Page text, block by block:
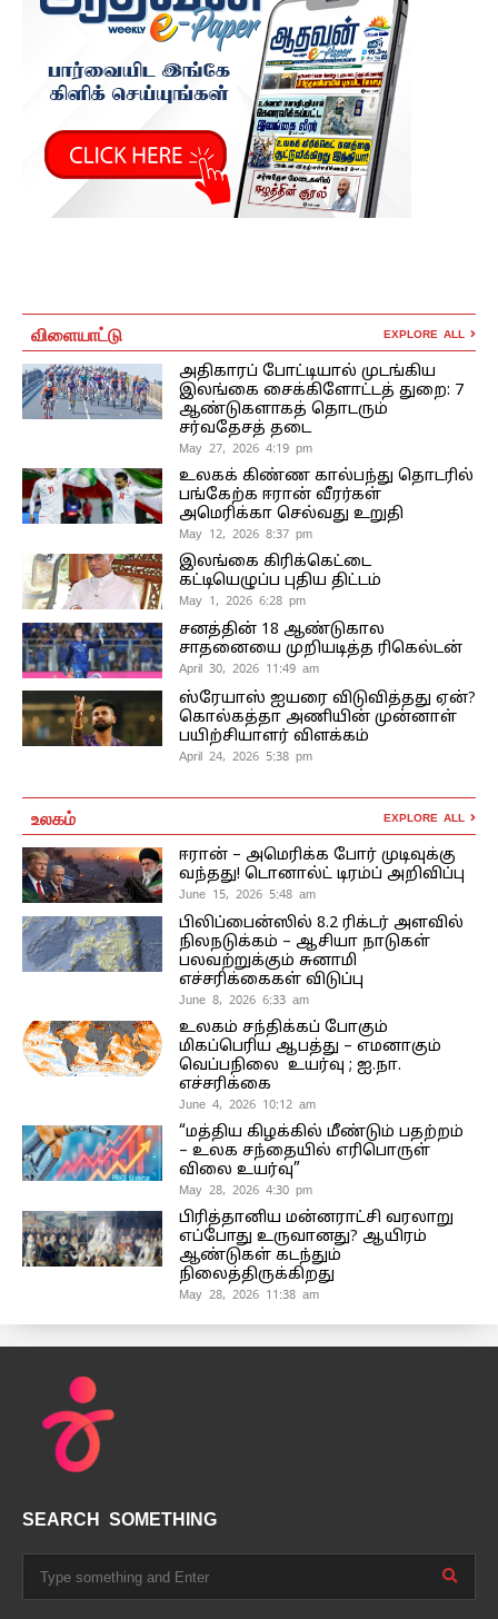
விளையாட்டு EXPLORE ALL
அதிகாரப் போட்டியால் முடங்கிய
இலங்கை சைக்கிளோட்டத் துறை: 7
ஆண்டுகளாகத் தொடரும்
சர்வதேசத் தடை
May 27, 2026 4:19 pm
உலகக் கிண்ண கால்பந்து தொடரில்
பங்கேற்க ஈரான் வீரர்கள்
அமெரிக்கா செல்வது உறுதி
May 12, 2026 8:37 pm
இலங்கை கிரிக்கெட்டை
கட்டியெழுப்ப புதிய திட்டம்
May 1, 2026 6:28 pm
சனத்தின் 18 ஆண்டுகால
சாதனையை முறியடித்த ரிகெல்டன்
April 30, 2026 11:49 am
ஸ்ரேயாஸ் ஐயரை விடுவித்தது ஏன்?
கொல்கத்தா அணியின் முன்னாள்
பயிற்சியாளர் விளக்கம்
April 24, 2026 5:38 pm
உலகம் EXPLORE ALL
ஈரான் – அமெரிக்க போர் முடிவுக்கு
வந்தது! டொனால்ட் டிரம்ப் அறிவிப்பு
June 15, 2026 5:48 am
பிலிப்பைன்ஸில் 8.2 ரிக்டர் அளவில்
நிலநடுக்கம் – ஆசியா நாடுகள்
பலவற்றுக்கும் சுனாமி
எச்சரிக்கைகள் விடுப்பு
June 8, 2026 6:33 am
உலகம் சந்திக்கப் போகும்
மிகப்பெரிய ஆபத்து – எமனாகும்
வெப்பநிலை உயர்வு ; ஐ.நா.
எச்சரிக்கை
June 4, 2026 10:12 am
“மத்திய கிழக்கில் மீண்டும் பதற்றம்
– உலக சந்தையில் எரிபொருள்
விலை உயர்வு”
May 28, 2026 4:30 pm
பிரித்தானிய மன்னராட்சி வரலாறு
எப்போது உருவானது? ஆயிரம்
ஆண்டுகள் கடந்தும்
நிலைத்திருக்கிறது
May 28, 2026 11:38 am
SEARCH SOMETHING